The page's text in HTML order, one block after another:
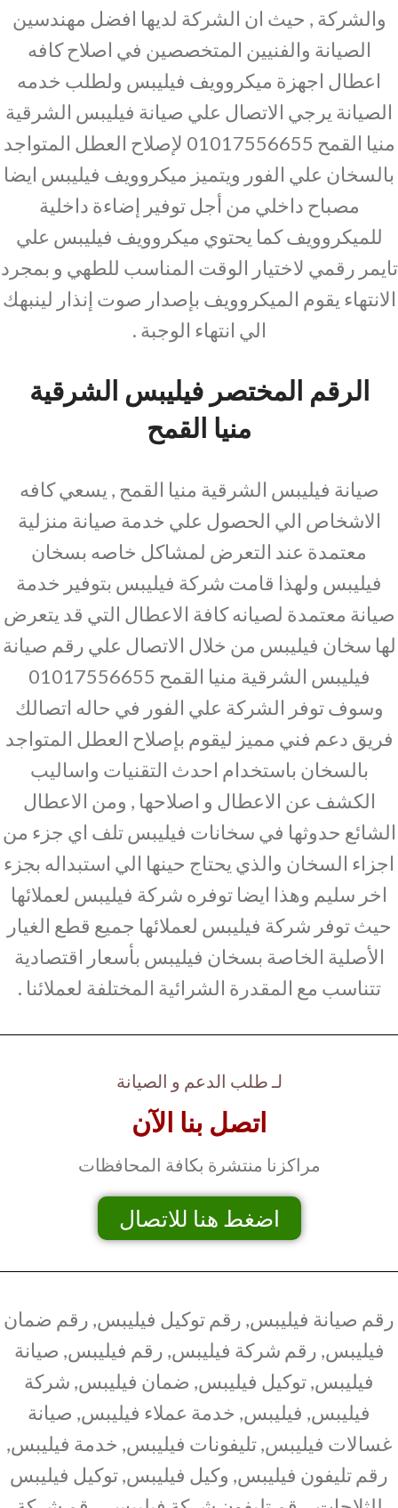
والشركة , حيث ان الشركة لديها افضل مهندسين
الصيانة والفنيين المتخصصين في اصلاح كافه
اعطال اجهزة ميكروويف فيليبس ولطلب خدمه
الصيانة يرجي الاتصال علي صيانة فيليبس الشرقية
منيا القمح 01017556655 لإصلاح العطل المتواجد
بالسخان علي الفور ويتميز ميكروويف فيليبس ايضا
مصباح داخلي من أجل توفير إضاءة داخلية
للميكروويف كما يحتوي ميكروويف فيليبس علي
تايمر رقمي لاختيار الوقت المناسب للطهي و بمجرد
الانتهاء يقوم الميكروويف بإصدار صوت إنذار لينبهك
الي انتهاء الوجبة .
الرقم المختصر فيليبس الشرقية
منيا القمح
صيانة فيليبس الشرقية منيا القمح , يسعي كافه
الاشخاص الي الحصول علي خدمة صيانة منزلية
معتمدة عند التعرض لمشاكل خاصه بسخان
فيليبس ولهذا قامت شركة فيليبس بتوفير خدمة
صيانة معتمدة لصيانه كافة الاعطال التي قد يتعرض
لها سخان فيليبس من خلال الاتصال علي رقم صيانة
فيليبس الشرقية منيا القمح 01017556655
وسوف توفر الشركة علي الفور في حاله اتصالك
فريق دعم فني مميز ليقوم بإصلاح العطل المتواجد
بالسخان باستخدام احدث التقنيات واساليب
الكشف عن الاعطال و اصلاحها , ومن الاعطال
الشائع حدوثها في سخانات فيليبس تلف اي جزء من
اجزاء السخان والذي يحتاج حينها الي استبداله بجزء
اخر سليم وهذا ايضا توفره شركة فيليبس لعملائها
حيث توفر شركة فيليبس لعملائها جميع قطع الغيار
الأصلية الخاصة بسخان فيليبس بأسعار اقتصادية
تتناسب مع المقدرة الشرائية المختلفة لعملائنا .
لـ طلب الدعم و الصيانة
اتصل بنا الآن
مراكزنا منتشرة بكافة المحافظات
اضغط هنا للاتصال
رقم صيانة فيليبس, رقم توكيل فيليبس, رقم ضمان
فيليبس, رقم شركة فيليبس, رقم فيليبس, صيانة
فيليبس, توكيل فيليبس, ضمان فيليبس, شركة
فيليبس, فيليبس, خدمة عملاء فيليبس, صيانة
غسالات فيليبس, تليفونات فيليبس, خدمة فيليبس,
رقم تليفون فيليبس, وكيل فيليبس, توكيل فيليبس